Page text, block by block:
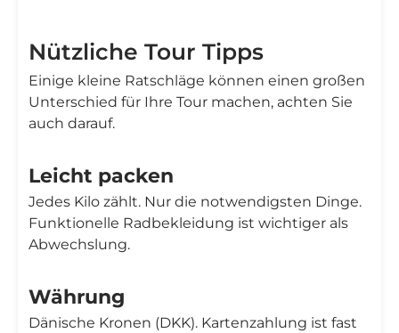
Nützliche Tour Tipps
Einige kleine Ratschläge können einen großen
Unterschied für Ihre Tour machen, achten Sie
auch darauf.
Leicht packen
Jedes Kilo zählt. Nur die notwendigsten Dinge.
Funktionelle Radbekleidung ist wichtiger als
Abwechslung.
Währung
Dänische Kronen (DKK). Kartenzahlung ist fast